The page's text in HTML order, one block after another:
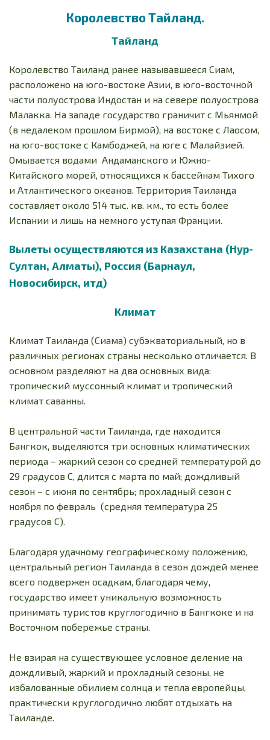
Королевство Тайланд.
Тайланд
Королевство Таиланд ранее называвшееся Сиам,
расположено на юго-востоке Азии, в юго-восточной
части полуострова Индостан и на севере полуострова
Малакка. На западе государство граничит с Мьянмой
(в недалеком прошлом Бирмой), на востоке с Лаосом,
на юго-востоке с Камбоджей, на юге с Малайзией.
Омывается водами Андаманского и Южно-
Китайского морей, относящихся к бассейнам Тихого
и Атлантического океанов. Территория Таиланда
составляет около 514 тыс. кв. км., то есть более
Испании и лишь на немного уступая Франции.
Вылеты осуществляются из Казахстана (Нур-
Султан, Алматы), Россия (Барнаул,
Новосибирск, итд)
Климат
Климат Таиланда (Сиама) субэкваториальный, но в
различных регионах страны несколько отличается. В
основном разделяют на два основных вида:
тропический муссонный климат и тропический
климат саванны.
В центральной части Таиланда, где находится
Бангкок, выделяются три основных климатических
периода – жаркий сезон со средней температурой до
29 градусов С, длится с марта по май; дождливый
сезон – с июня по сентябрь; прохладный сезон с
ноября по февраль (средняя температура 25
градусов С).
Благодаря удачному географическому положению,
центральный регион Таиланда в сезон дождей менее
всего подвержен осадкам, благодаря чему,
государство имеет уникальную возможность
принимать туристов круглогодично в Бангкоке и на
Восточном побережье страны.
Не взирая на существующее условное деление на
дождливый, жаркий и прохладный сезоны, не
избалованные обилием солнца и тепла европейцы,
практически круглогодично любят отдыхать на
Таиланде.